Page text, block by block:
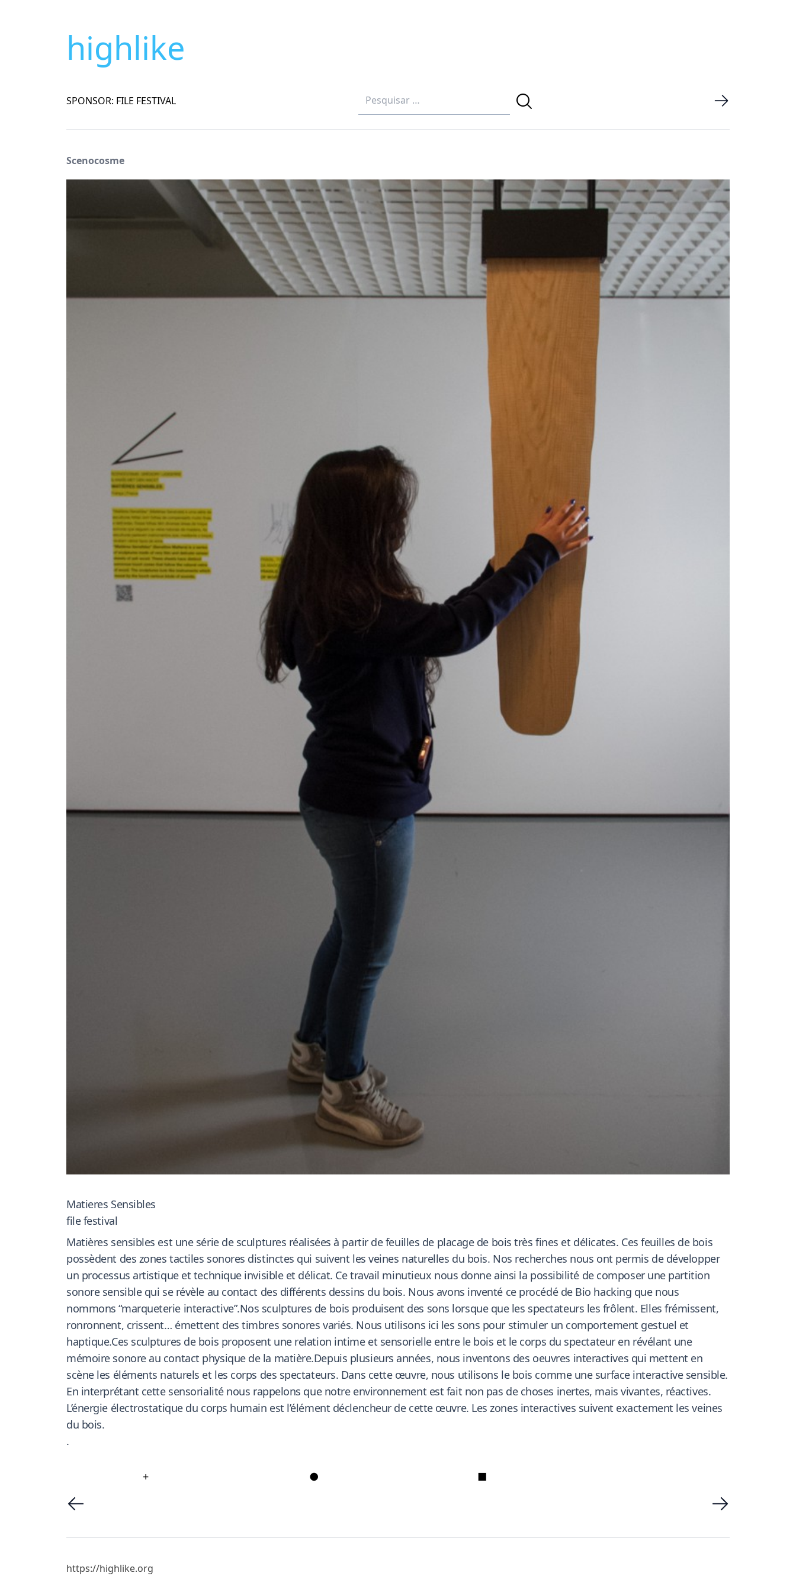
highlike
SPONSOR: FILE FESTIVAL
Scenocosme
Matieres Sensibles
file festival
Matières sensibles est une série de sculptures réalisées à partir de feuilles de placage de bois très fines et délicates. Ces feuilles de bois
possèdent des zones tactiles sonores distinctes qui suivent les veines naturelles du bois. Nos recherches nous ont permis de développer
un processus artistique et technique invisible et délicat. Ce travail minutieux nous donne ainsi la possibilité de composer une partition
sonore sensible qui se révèle au contact des différents dessins du bois. Nous avons inventé ce procédé de Bio hacking que nous
nommons “marqueterie interactive”.Nos sculptures de bois produisent des sons lorsque que les spectateurs les frôlent. Elles frémissent,
ronronnent, crissent… émettent des timbres sonores variés. Nous utilisons ici les sons pour stimuler un comportement gestuel et
haptique.Ces sculptures de bois proposent une relation intime et sensorielle entre le bois et le corps du spectateur en révélant une
mémoire sonore au contact physique de la matière.Depuis plusieurs années, nous inventons des oeuvres interactives qui mettent en
scène les éléments naturels et les corps des spectateurs. Dans cette œuvre, nous utilisons le bois comme une surface interactive sensible.
En interprétant cette sensorialité nous rappelons que notre environnement est fait non pas de choses inertes, mais vivantes, réactives.
L’énergie électrostatique du corps humain est l’élément déclencheur de cette œuvre. Les zones interactives suivent exactement les veines
du bois.
.
+ ● ■
https://highlike.org